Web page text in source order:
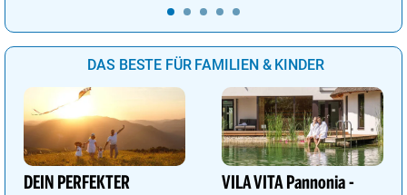
begegnen.
DAS BESTE FÜR FAMILIEN & KINDER
DEIN PERFEKTER VILA VITA Pannonia -